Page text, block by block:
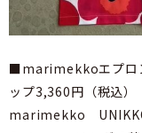
■marimekkoエプロ
ップ3,360円（税込）
marimekko UNIKKO